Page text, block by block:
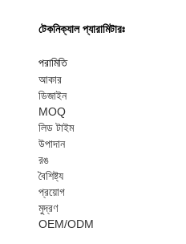
টেকনিক্যাল প্যারামিটারঃ
পরামিতি
আকার
ডিজাইন
MOQ
লিড টাইম
উপাদান
রঙ
বৈশিষ্ট্য
প্রয়োগ
মুদ্রণ
OEM/ODM